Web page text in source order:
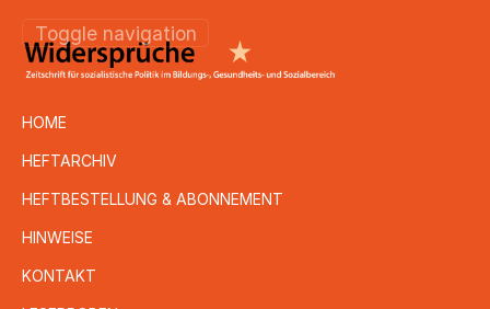
Toggle navigation
HOME
HEFTARCHIV
HEFTBESTELLUNG & ABONNEMENT
HINWEISE
KONTAKT